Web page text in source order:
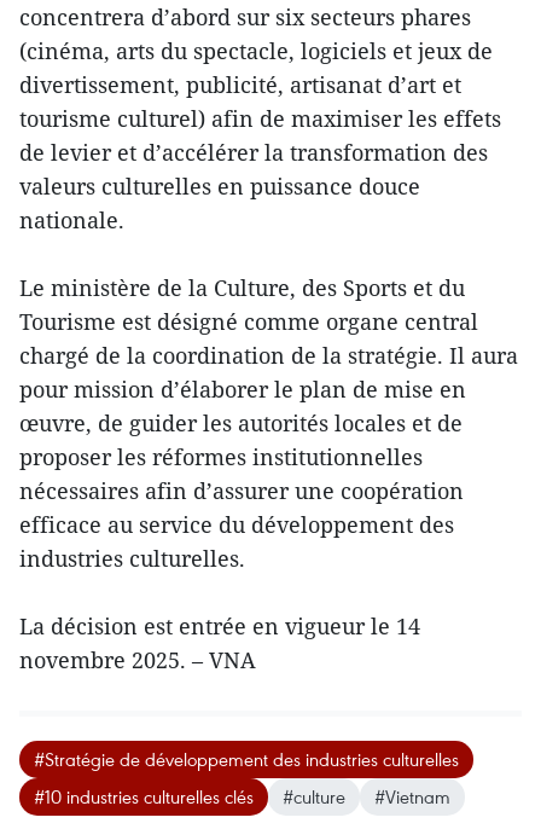
concentrera d’abord sur six secteurs phares
(cinéma, arts du spectacle, logiciels et jeux de
divertissement, publicité, artisanat d’art et
tourisme culturel) afin de maximiser les effets
de levier et d’accélérer la transformation des
valeurs culturelles en puissance douce
nationale.
Le ministère de la Culture, des Sports et du
Tourisme est désigné comme organe central
chargé de la coordination de la stratégie. Il aura
pour mission d’élaborer le plan de mise en
œuvre, de guider les autorités locales et de
proposer les réformes institutionnelles
nécessaires afin d’assurer une coopération
efficace au service du développement des
industries culturelles.
La décision est entrée en vigueur le 14
novembre 2025. – VNA
#Stratégie de développement des industries culturelles
#10 industries culturelles clés
#culture #Vietnam